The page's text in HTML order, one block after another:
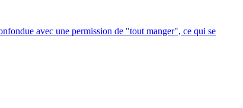
avec une permission de "tout manger", ce qui se